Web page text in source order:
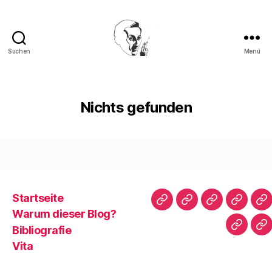
Suchen Menü
Nichts gefunden
Startseite
Warum dieser Blog?
Bibliografie
Vita
Startseite
WarumBibliografie
Vita
|